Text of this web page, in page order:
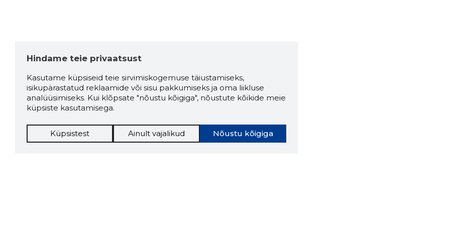
Hindame teie privaatsust
Kasutame küpsiseid teie sirvimiskogemuse täiustamiseks,
isikupärastatud reklaamide või sisu pakkumiseks ja oma liikluse
analüüsimiseks. Kui klõpsate "nõustu kõigiga", nõustute kõikide meie
küpsiste kasutamisega.
Nõustu kõigiga
Küpsistest Ainult vajalikud